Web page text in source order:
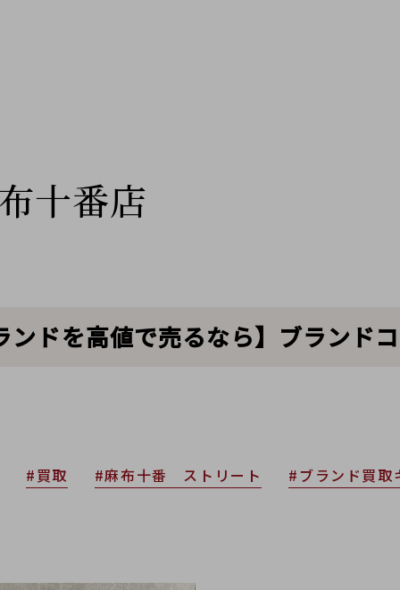
十番店
ンドを高値で売るなら】ブランド
#買取 #麻布十番 ストリート #ブランド買取